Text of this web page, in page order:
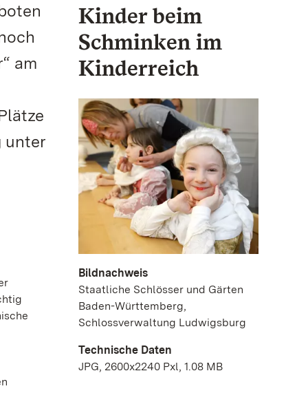
am
unter
Kinder beim
Schminken im
Kinderreich
Bildnachweis
Staatliche Schlösser und Gärten
Baden-Württemberg,
Schlossverwaltung Ludwigsburg
Technische Daten
JPG, 2600x2240 Pxl, 1.08 MB